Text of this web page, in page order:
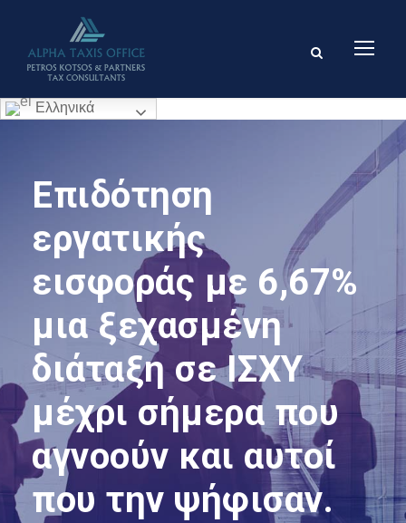
Ελληνικά
Επιδότηση
εργατικής
εισφοράς με 6,67%
μια ξεχασμένη
διάταξη σε ΙΣΧΥ
μέχρι σήμερα που
αγνοούν και αυτοί
που την ψήφισαν.